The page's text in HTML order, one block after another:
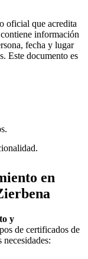
oficial que acredita
información
fecha y lugar
Este documento es
en
y
de certificados de